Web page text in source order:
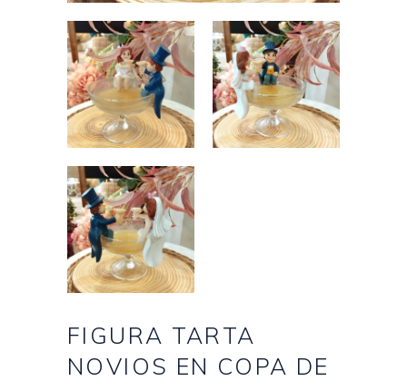
FIGURA TARTA
NOVIOS EN COPA DE